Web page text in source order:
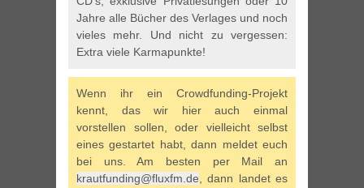
Jahre alle Bücher des Verlages und noch
vieles mehr. Und nicht zu vergessen:
Extra viele Karmapunkte!
Wenn ihr ein Crowdfunding-Projekt
kennt, das wir hier auch einmal
vorstellen sollen, oder vielleicht selbst
eines gestartet habt, dann meldet euch
bei uns. Am besten per Mail an
krautfunding@fluxfm.de, dann landet es